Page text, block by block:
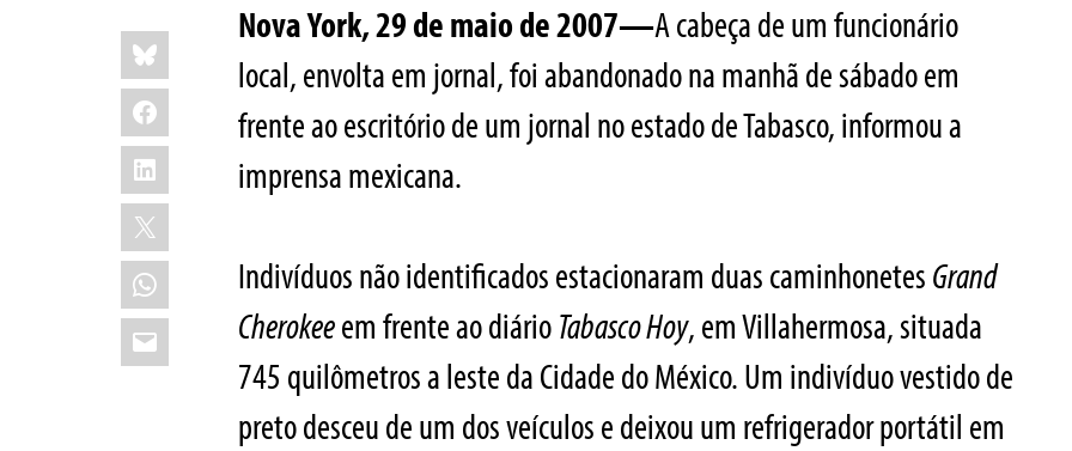
Share
this:
Bluesky
Facebook
LinkedIn
X
WhatsApp
Email
Nova York, 29 de maio de 2007—A cabeça de um funcionário
local, envolta em jornal, foi abandonado na manhã de sábado em
frente ao escritório de um jornal no estado de Tabasco, informou a
imprensa mexicana.
Indivíduos não identificados estacionaram duas caminhonetesGrand
Cherokeeem frente ao diárioTabasco Hoy, em Villahermosa, situada
745 quilômetros a leste da Cidade do México. Um indivíduo vestido de
preto desceu de um dos veículos e deixou um refrigerador portátil em